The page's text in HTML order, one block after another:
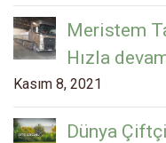
Meristem
Hızla
Kasım 8, 2021
Dünya